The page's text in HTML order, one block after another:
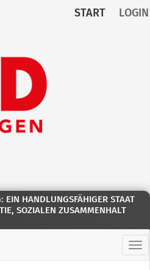
START LOGIN
EIN HANDLUNGSFÄHIGER STAAT
SOZIALEN ZUSAMMENHALT